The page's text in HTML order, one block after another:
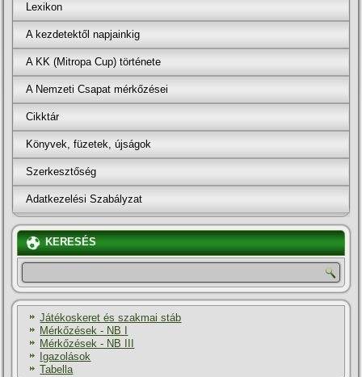
Lexikon
A kezdetektől napjainkig
A KK (Mitropa Cup) története
A Nemzeti Csapat mérkőzései
Cikktár
Könyvek, füzetek, újságok
Szerkesztőség
Adatkezelési Szabályzat
KERESÉS
Játékoskeret és szakmai stáb
Mérkőzések - NB I
Mérkőzések - NB III
Igazolások
Tabella